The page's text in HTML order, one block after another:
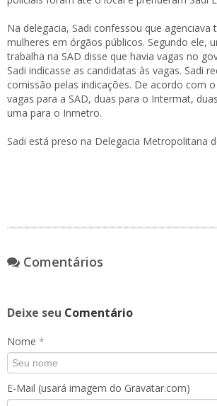
Na delegacia, Sadi confessou que agenciava
mulheres em órgãos públicos. Segundo ele,
trabalha na SAD disse que havia vagas no
Sadi indicasse as candidatas às vagas. Sadi
comissão pelas indicações. De acordo com
vagas para a SAD, duas para o Intermat,
uma para o Inmetro.
Sadi está preso na Delegacia Metropolitana
Comentários
Deixe seu Comentário
Nome *
E-Mail (usará imagem do Gravatar.com)